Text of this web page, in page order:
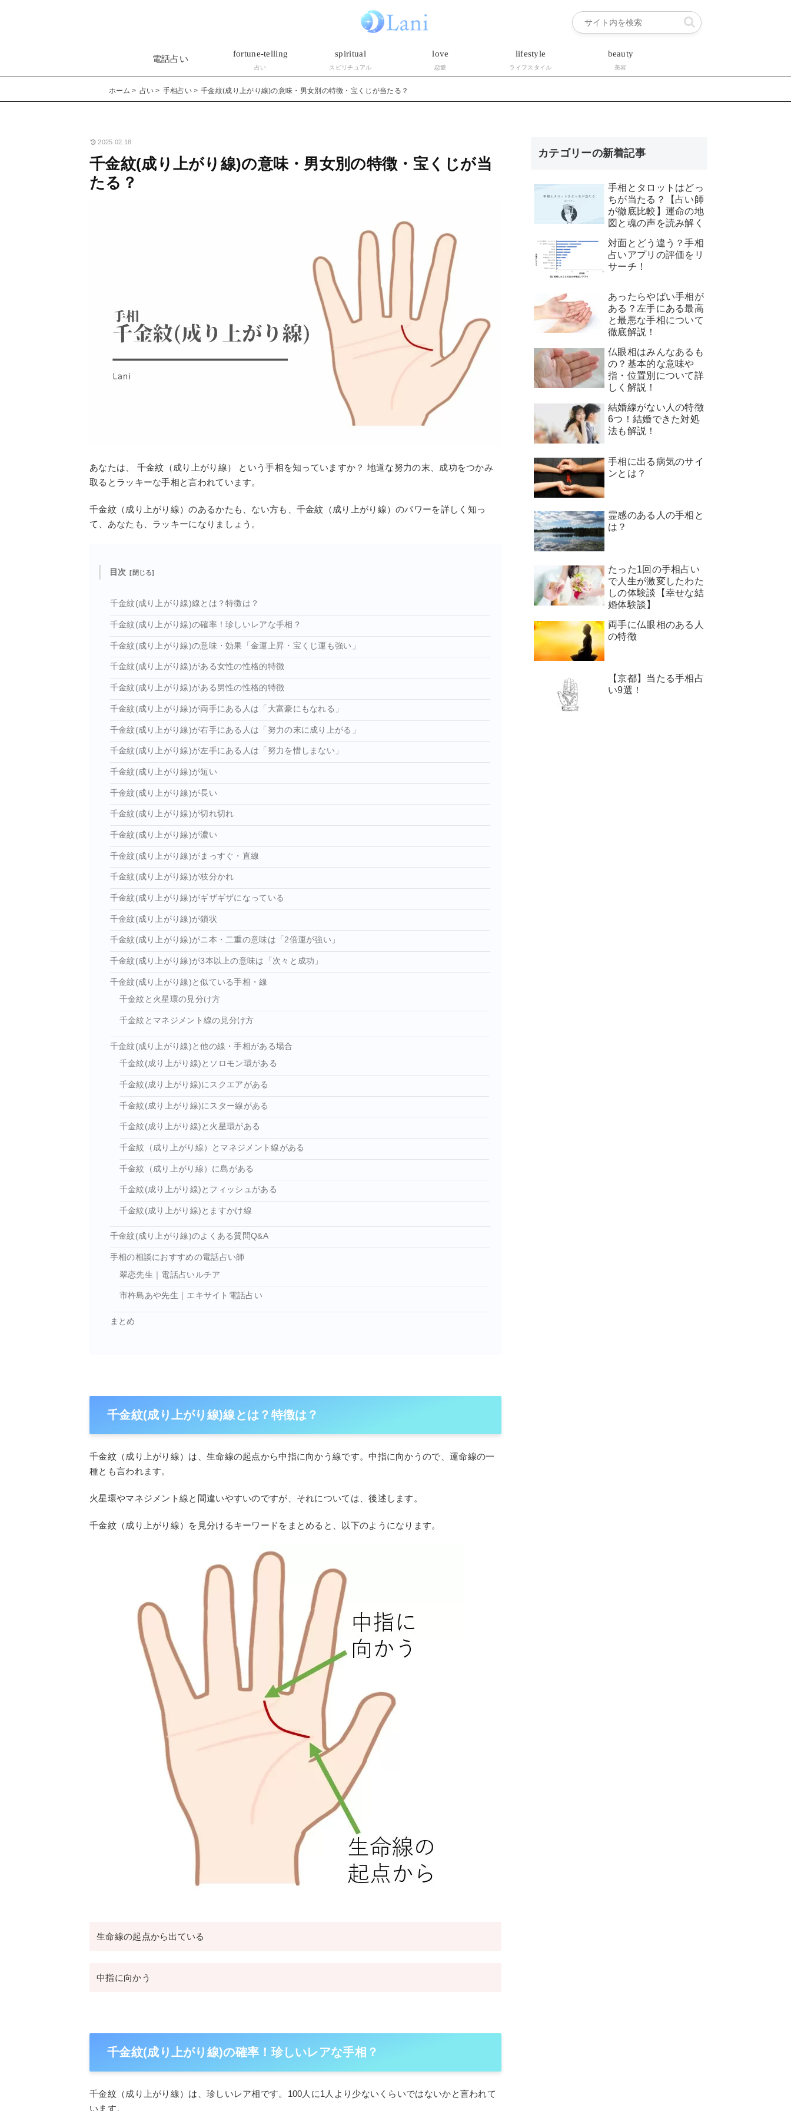
電話占い
fortune-telling
占い
spiritual
スピリチュアル
love
恋愛
lifestyle
ライフスタイル
beauty
美容
ホーム 占い 手相占い 千金紋(成り上がり線)の意味・男女別の特徴・宝くじが当たる？
2025.02.18
千金紋(成り上がり線)の意味・男女別の特徴・宝くじが当
たる？
あなたは、 千金紋（成り上がり線） という手相を知っていますか？ 地道な努力の末、成功をつかみ
取るとラッキーな手相と言われています。
千金紋（成り上がり線）のあるかたも、ない方も、千金紋（成り上がり線）のパワーを詳しく知っ
て、あなたも、ラッキーになりましょう。
目次
千金紋(成り上がり線)線とは？特徴は？
千金紋(成り上がり線)の確率！珍しいレアな手相？
千金紋(成り上がり線)の意味・効果「金運上昇・宝くじ運も強い」
千金紋(成り上がり線)がある女性の性格的特徴
千金紋(成り上がり線)がある男性の性格的特徴
千金紋(成り上がり線)が両手にある人は「大富豪にもなれる」
千金紋(成り上がり線)が右手にある人は「努力の末に成り上がる」
千金紋(成り上がり線)が左手にある人は「努力を惜しまない」
千金紋(成り上がり線)が短い
千金紋(成り上がり線)が長い
千金紋(成り上がり線)が切れ切れ
千金紋(成り上がり線)が濃い
千金紋(成り上がり線)がまっすぐ・直線
千金紋(成り上がり線)が枝分かれ
千金紋(成り上がり線)がギザギザになっている
千金紋(成り上がり線)が鎖状
千金紋(成り上がり線)がニ本・二重の意味は「2倍運が強い」
千金紋(成り上がり線)が3本以上の意味は「次々と成功」
千金紋(成り上がり線)と似ている手相・線
千金紋と火星環の見分け方
千金紋とマネジメント線の見分け方
千金紋(成り上がり線)と他の線・手相がある場合
千金紋(成り上がり線)とソロモン環がある
千金紋(成り上がり線)にスクエアがある
千金紋(成り上がり線)にスター線がある
千金紋(成り上がり線)と火星環がある
千金紋（成り上がり線）とマネジメント線がある
千金紋（成り上がり線）に島がある
千金紋(成り上がり線)とフィッシュがある
千金紋(成り上がり線)とますかけ線
千金紋(成り上がり線)のよくある質問Q&A
手相の相談におすすめの電話占い師
翠恋先生｜電話占いルチア
市杵島あや先生｜エキサイト電話占い
まとめ
千金紋(成り上がり線)線とは？特徴は？
千金紋（成り上がり線）は、生命線の起点から中指に向かう線です。中指に向かうので、運命線の一
種とも言われます。
火星環やマネジメント線と間違いやすいのですが、それについては、後述します。
千金紋（成り上がり線）を見分けるキーワードをまとめると、以下のようになります。
生命線の起点から出ている
中指に向かう
千金紋(成り上がり線)の確率！珍しいレアな手相？
千金紋（成り上がり線）は、珍しいレア相です。100人に1人より少ないくらいではないかと言われて
います。
カテゴリーの新着記事
手相とタロットはどっ
ちが当たる？【占い師
が徹底比較】運命の地
図と魂の声を読み解く
対面とどう違う？手相
占いアプリの評価をリ
サーチ！
あったらやばい手相が
ある？左手にある最高
と最悪な手相について
徹底解説！
仏眼相はみんなあるも
の？基本的な意味や
指・位置別について詳
しく解説！
結婚線がない人の特徴
6つ！結婚できた対処
法も解説！
手相に出る病気のサイ
ンとは？
霊感のある人の手相と
は？
たった1回の手相占い
で人生が激変したわた
しの体験談【幸せな結
婚体験談】
両手に仏眼相のある人
の特徴
【京都】当たる手相占
い9選！